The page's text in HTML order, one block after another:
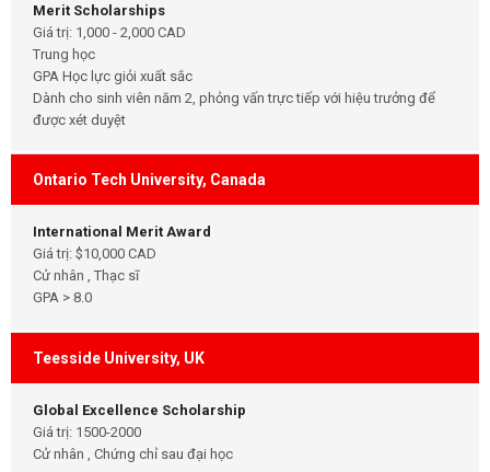
Merit Scholarships
Giá trị: 1,000 - 2,000 CAD
Trung học
GPA Học lực giỏi xuất sắc
Dành cho sinh viên năm 2, phỏng vấn trực tiếp với hiệu trưởng để
được xét duyệt
Ontario Tech University, Canada
International Merit Award
Giá trị: $10,000 CAD
Cử nhân , Thạc sĩ
GPA > 8.0
Teesside University, UK
Global Excellence Scholarship
Giá trị: 1500-2000
Cử nhân , Chứng chỉ sau đại học